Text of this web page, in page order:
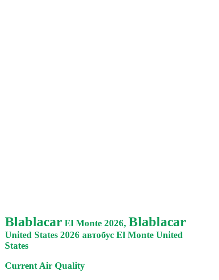
Blablacar El Monte 2026, Blablacar
United States 2026 автобус El Monte United
States
Current Air Quality